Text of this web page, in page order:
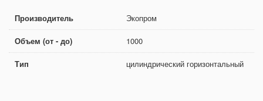
Производитель Экопром
Объем (от - до) 1000
Тип цилиндрический горизонтальный